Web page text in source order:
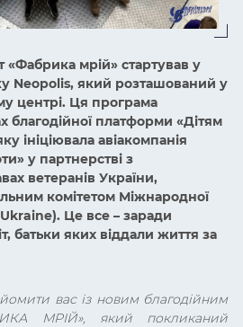
мрій» стартував у
Neopolis, який розташований у
центрі. Ця програма
благодійної платформи «Дітям
ініціювала авіакомпанія
у партнерстві з
ветеранів України,
комітетом Міжнародної
Це все – заради
батьки яких віддали життя за
вас із новим благодійним
МРІЙ», який покликаний